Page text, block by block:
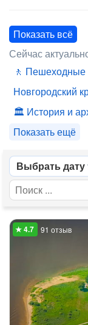
Показать всё
Сейчас
Пешеходные
Новгородский
История и
Показать ещё
Выбрать дату
91 отзыв